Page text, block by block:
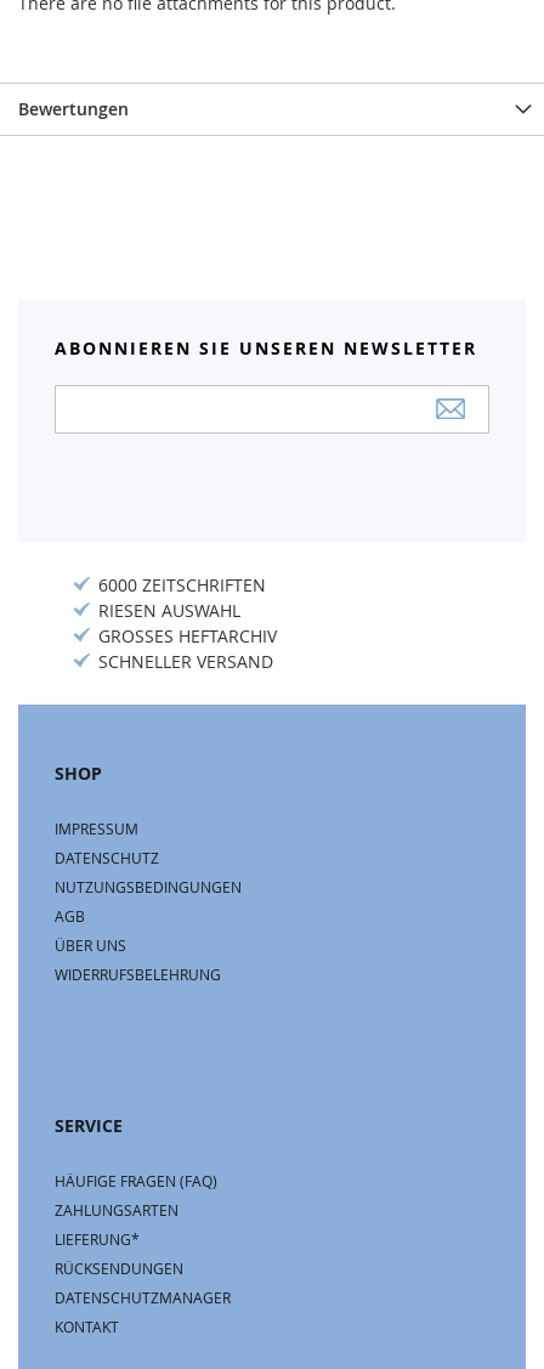
Bewertungen
ABONNIEREN SIE UNSEREN NEWSLETTER
Newsletter:
6000 ZEITSCHRIFTEN
RIESEN AUSWAHL
GROSSES HEFTARCHIV
SCHNELLER VERSAND
SHOP
IMPRESSUM
DATENSCHUTZ
NUTZUNGSBEDINGUNGEN
AGB
ÜBER UNS
WIDERRUFSBELEHRUNG
SERVICE
HÄUFIGE FRAGEN (FAQ)
ZAHLUNGSARTEN
LIEFERUNG*
RÜCKSENDUNGEN
DATENSCHUTZMANAGER
KONTAKT